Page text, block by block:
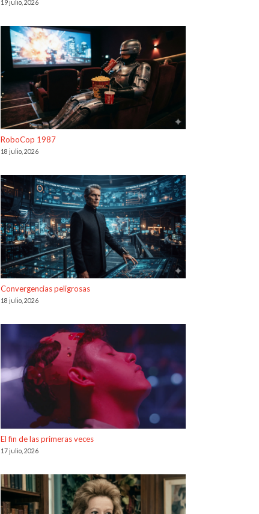
19 julio, 2026
RoboCop 1987
18 julio, 2026
Convergencias peligrosas
18 julio, 2026
El fin de las primeras veces
17 julio, 2026